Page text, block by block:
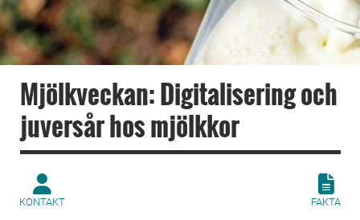
Mjölkveckan: Digitalisering och
juversår hos mjölkkor
KONTAKT FAKTA